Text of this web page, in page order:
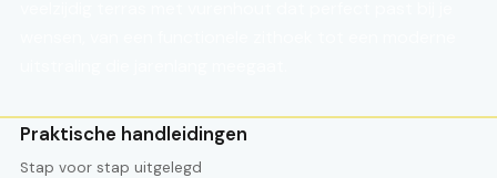
Praktische handleidingen
Stap voor stap uitgelegd